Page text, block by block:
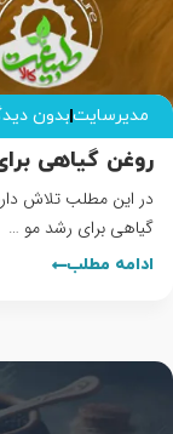
مدیرسایتبدون
روغن گیاهی
در این مطلب تلاش
گیاهی برای رشد مو …
ادامه مطلب